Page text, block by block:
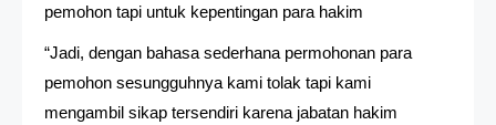
pemohon tapi untuk kepentingan para hakim
“Jadi, dengan bahasa sederhana permohonan para
pemohon sesungguhnya kami tolak tapi kami
mengambil sikap tersendiri karena jabatan hakim